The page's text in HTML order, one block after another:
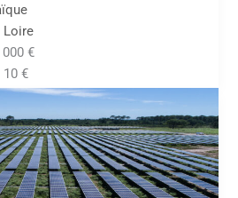
Loire
000 €
10 €